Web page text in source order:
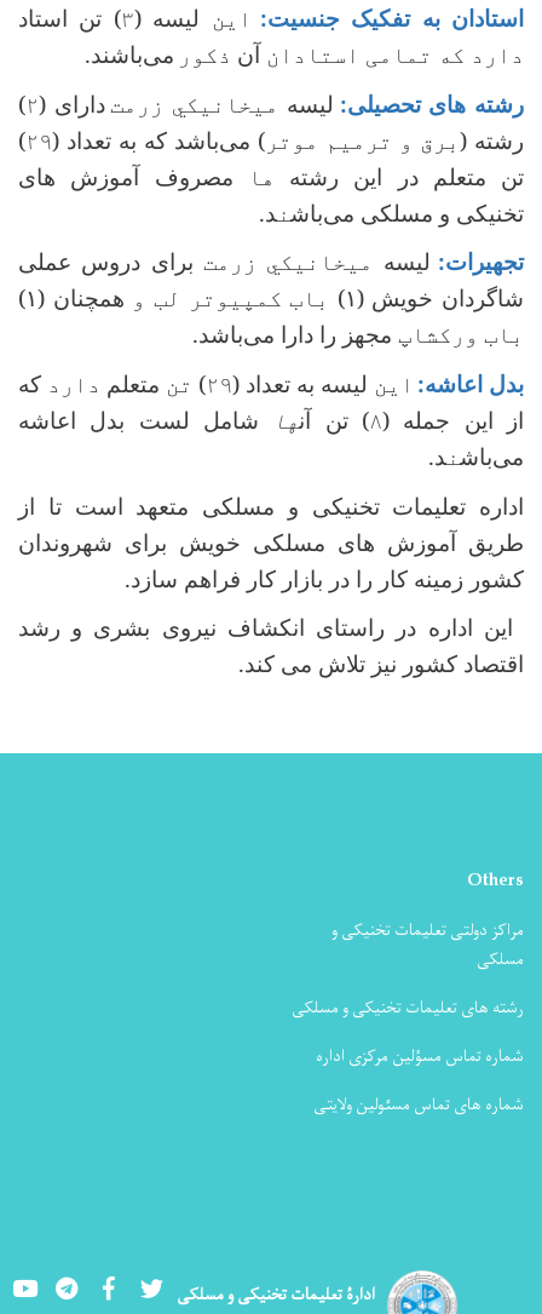
استادان به تفکیک جنسیت: این لیسه (۳) تن استاد
دارد که تمامی استادان‌آن‌ ذکور می‌باشند.
رشته های تحصیلی: لیسه میخانیکي زرمت دارای (۲)
رشته ( برق و ترمیم موتر ) می‌باشد که به تعداد (۲۹)
تن متعلم در این رشته ها
‌ مصروف آموزش های
تخنیکی و مسلکی می‌باشن د.
تجهیرات: لیسه میخانیکي زرمت برای دروس عملی
شاگردان خویش (۱) باب کمپیوتر لب و همچنان (۱)
باب ورکشاپ مجهز را دارا می‌باشد.
بدل اعاشه: این لیسه به تعداد (۲۹) تن متعلم دارد که
از این جمله (۸) تن آنها
شامل لست بدل اعاشه
می‌باشن د.
اداره تعلیمات تخنیکی و مسلکی متعهد است تا از
طریق آموزش های مسلکی خویش برای شهروندان
کشور زمینه کار را در بازار کار فراهم سازد.
این اداره در راستای انکشاف نیروی بشری و رشد
اقتصاد کشور نیز تلاش می کند.
Others
مراکز دولتی تعلیمات تخنیکی و
مسلکی
رشته های تعلیمات تخنیکی و مسلکی
شماره تماس مسؤلین مرکزی اداره
شماره های تماس مسئولین ولایتی
ادارۀ تعلیمات تخنیکی و مسلکی YoutubeLinkedInFacebook Twitter